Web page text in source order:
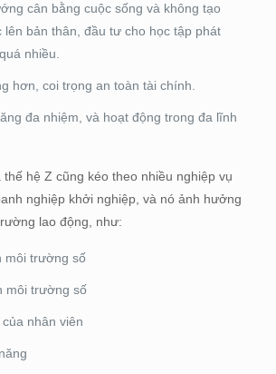
cân bằng cuộc sống và không tạo
lên bản thân, đầu tư cho học tập phát
nhiều.
hơn, coi trọng an toàn tài chính.
đa nhiệm, và hoạt động trong đa lĩnh
thế hệ Z cũng kéo theo nhiều nghiệp vụ
nghiệp khởi nghiệp, và nó ảnh hưởng
lao động, như:
môi trường số
môi trường số
nhân viên